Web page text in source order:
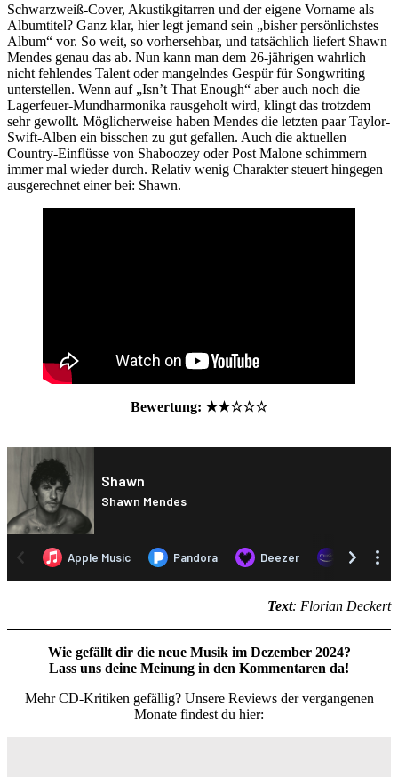
Schwarzweiß-Cover, Akustikgitarren und der eigene Vorname als
Albumtitel? Ganz klar, hier legt jemand sein „bisher persönlichstes
Album“ vor. So weit, so vorhersehbar, und tatsächlich liefert Shawn
Mendes genau das ab. Nun kann man dem 26-jährigen wahrlich
nicht fehlendes Talent oder mangelndes Gespür für Songwriting
unterstellen. Wenn auf „Isn’t That Enough“ aber auch noch die
Lagerfeuer-Mundharmonika rausgeholt wird, klingt das trotzdem
sehr gewollt. Möglicherweise haben Mendes die letzten paar Taylor-
Swift-Alben ein bisschen zu gut gefallen. Auch die aktuellen
Country-Einflüsse von Shaboozey oder Post Malone schimmern
immer mal wieder durch. Relativ wenig Charakter steuert hingegen
ausgerechnet einer bei: Shawn.
Bewertung: ★★☆☆☆
Text: Florian Deckert
Wie gefällt dir die neue Musik im Dezember 2024?
Lass uns deine Meinung in den Kommentaren da!
Mehr CD-Kritiken gefällig? Unsere Reviews der vergangenen
Monate findest du hier: